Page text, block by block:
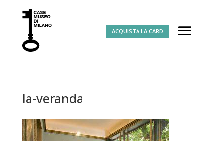
ACQUISTA LA CARD
la-veranda